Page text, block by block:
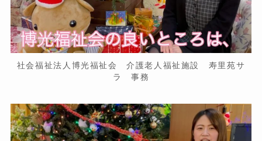
社会福祉法人博光福祉会 介護老人福祉施設 寿里苑サ
ラ 事務